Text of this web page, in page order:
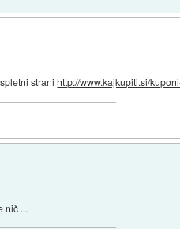
stranihttp://www.kajkupiti.si/
nič ...